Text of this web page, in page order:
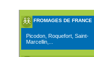
FROMAGES DE FRANCE
Picodon, Roquefort, Saint-
Marcellin,...